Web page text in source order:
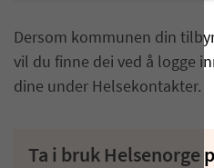
Dersom kommunen din
vil du finne dei ved å logge
dine under Helsekontakter.
Ta i bruk Helsenorge